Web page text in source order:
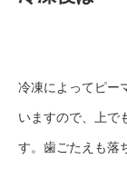
冷凍によってピー
いますので、上で
す。歯ごたえも落